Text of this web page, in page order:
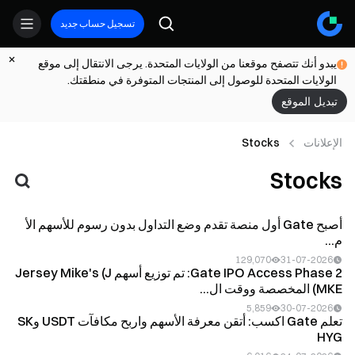
تسجيل حساب جديد
يبدو أنك تتصفح موقعنا من الولايات المتحدة. يرجى الانتقال إلى موقع
الولايات المتحدة للوصول إلى المنتجات المتوفرة في منطقتك.
تبديل الموقع
الإعلانات Stocks
Stocks
أصبح Gate أول منصة تقدم وضع التداول بدون رسوم للأسهم الأ
م...
31-07-2026
129,070
Gate IPO Access Phase 2: تم توزيع أسهم Jersey Mike's (J
MKE) المخصصة ووقت ال...
30-07-2026
5,859
تعلم Gate اكسب: أتقن معرفة الأسهم واربح مكافآت USDT وSK
HYG